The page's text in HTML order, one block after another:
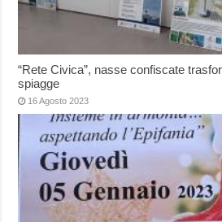
“Rete Civica”, nasse confiscate
spiagge
16 Agosto 2023